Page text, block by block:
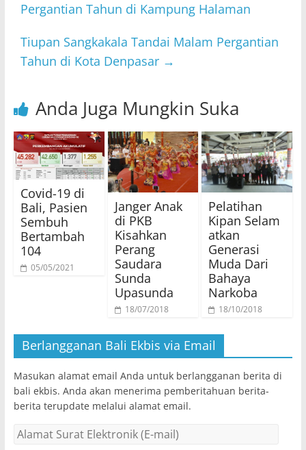
Pergantian Tahun di Kampung Halaman
Tiupan Sangkakala Tandai Malam Pergantian
Tahun di Kota Denpasar →
Anda Juga Mungkin Suka
Covid-19 di
Bali, Pasien
Sembuh
Bertambah
104
05/05/2021
Janger Anak
di PKB
Kisahkan
Perang
Saudara
Sunda
Upasunda
18/07/2018
Pelatihan
Kipan Selam
atkan
Generasi
Muda Dari
Bahaya
Narkoba
18/10/2018
Berlangganan Bali Ekbis via Email
Masukan alamat email Anda untuk berlangganan berita di
bali ekbis. Anda akan menerima pemberitahuan berita-
berita terupdate melalui alamat email.
Alamat